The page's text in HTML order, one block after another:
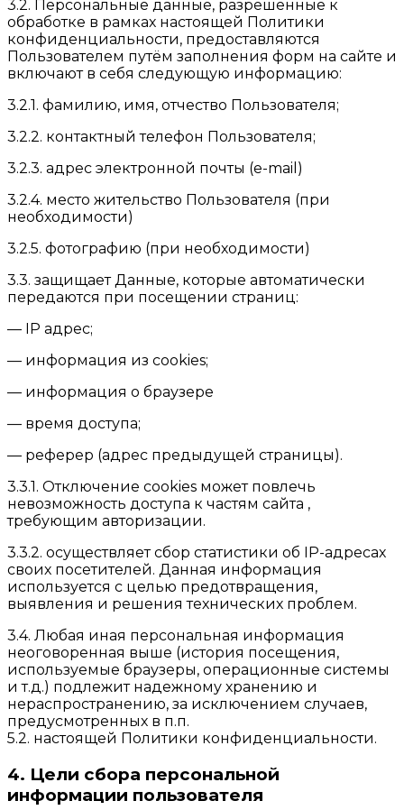
3.2. Персональные данные, разрешённые к
обработке в рамках настоящей Политики
конфиденциальности, предоставляются
Пользователем путём заполнения форм на сайте и
включают в себя следующую информацию:
3.2.1. фамилию, имя, отчество Пользователя;
3.2.2. контактный телефон Пользователя;
3.2.3. адрес электронной почты (e-mail)
3.2.4. место жительство Пользователя (при
необходимости)
3.2.5. фотографию (при необходимости)
3.3. защищает Данные, которые автоматически
передаются при посещении страниц:
— IP адрес;
— информация из cookies;
— информация о браузере
— время доступа;
— реферер (адрес предыдущей страницы).
3.3.1. Отключение cookies может повлечь
невозможность доступа к частям сайта ,
требующим авторизации.
3.3.2. осуществляет сбор статистики об IP-адресах
своих посетителей. Данная информация
используется с целью предотвращения,
выявления и решения технических проблем.
3.4. Любая иная персональная информация
неоговоренная выше (история посещения,
используемые браузеры, операционные системы
и т.д.) подлежит надежному хранению и
нераспространению, за исключением случаев,
предусмотренных в п.п.
5.2. настоящей Политики конфиденциальности.
4. Цели сбора персональной
информации пользователя